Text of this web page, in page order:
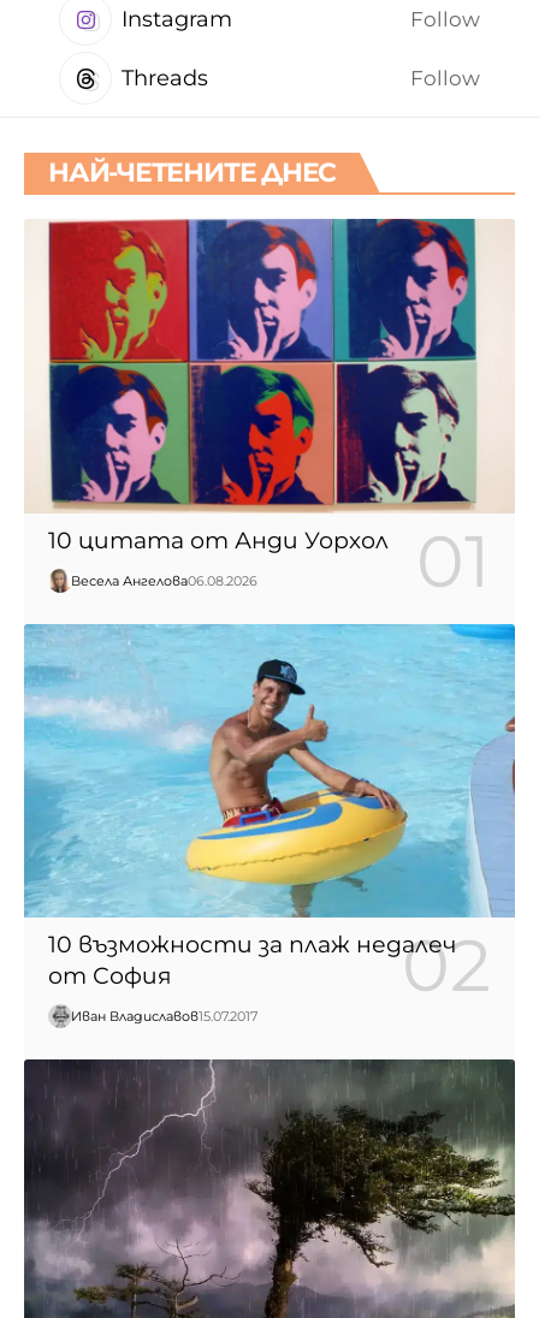
Instagram Follow
Threads Follow
НАЙ-ЧЕТЕНИТЕ ДНЕС
10 цитата от Анди Уорхол
Весела Ангелова06.08.2026
10 възможности за плаж недалеч
от София
Иван Владиславов15.07.2017